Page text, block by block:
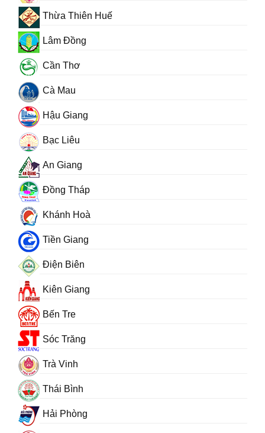
Thừa Thiên Huế
Lâm Đồng
Cần Thơ
Cà Mau
Hậu Giang
Bạc Liêu
An Giang
Đồng Tháp
Khánh Hoà
Tiền Giang
Điện Biên
Kiên Giang
Bến Tre
Sóc Trăng
Trà Vinh
Thái Bình
Hải Phòng